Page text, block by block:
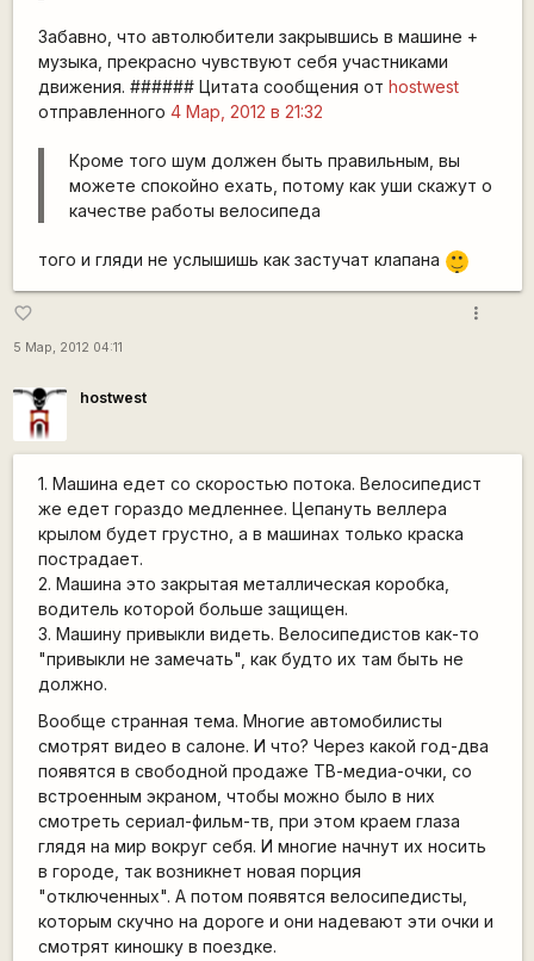
Забавно, что автолюбители закрывшись в машине +
музыка, прекрасно чувствуют себя участниками
движения. ###### Цитата сообщения от hostwest
отправленного 4 Мар, 2012 в 21:32
Кроме того шум должен быть правильным, вы
можете спокойно ехать, потому как уши скажут о
качестве работы велосипеда
того и гляди не услышишь как застучат клапана
|-)
_)
favorite_border
5 Мар, 2012 04:11
more_vert
hostwest
1. Машина едет со скоростью потока. Велосипедист
же едет гораздо медленнее. Цепануть веллера
крылом будет грустно, а в машинах только краска
пострадает.
2. Машина это закрытая металлическая коробка,
водитель которой больше защищен.
3. Машину привыкли видеть. Велосипедистов как-то
"привыкли не замечать", как будто их там быть не
должно.
Вообще странная тема. Многие автомобилисты
смотрят видео в салоне. И что? Через какой год-два
появятся в свободной продаже ТВ-медиа-очки, со
встроенным экраном, чтобы можно было в них
смотреть сериал-фильм-тв, при этом краем глаза
глядя на мир вокруг себя. И многие начнут их носить
в городе, так возникнет новая порция
"отключенных". А потом появятся велосипедисты,
которым скучно на дороге и они надевают эти очки и
смотрят киношку в поездке.